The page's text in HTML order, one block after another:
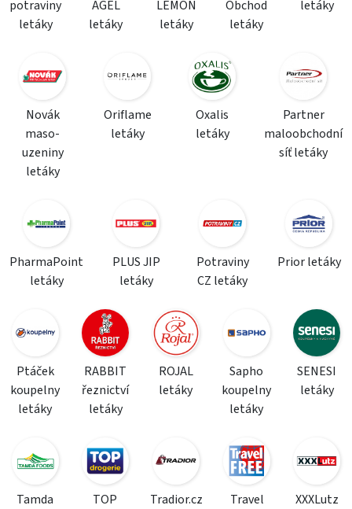
potraviny
letáky
AGEL
letáky
LEMON
letáky
Obchod
letáky
letáky
Novák
maso-
uzeniny
letáky
Oriflame
letáky
Oxalis
letáky
Partner
maloobchodní
síť letáky
PharmaPoint
letáky
PLUS JIP
letáky
Potraviny
CZ letáky
Prior letáky
Ptáček
koupelny
letáky
RABBIT
řeznictví
letáky
ROJAL
letáky
Sapho
koupelny
letáky
SENESI
letáky
Tamda
TOP
Tradior.cz
Travel
XXXLutz